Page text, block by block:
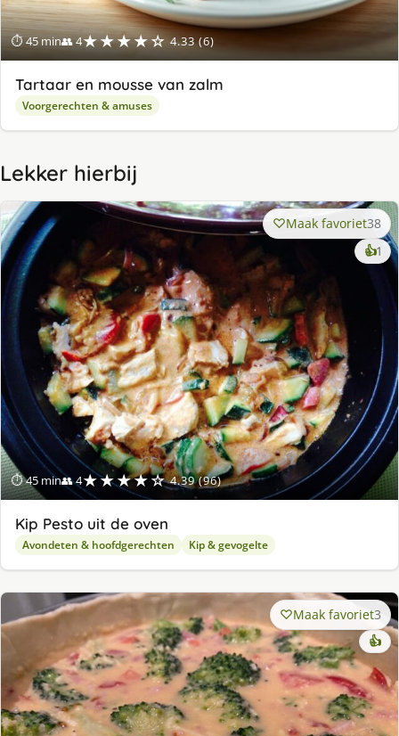
⏱ 45 min👥 4★★★★☆ 4.33 (6)
Tartaar en mousse van zalm
Voorgerechten & amuses
Lekker hierbij
⏱ 45 min👥 4★★★★☆ 4.39 (96)
Maak favoriet38
👍1
Kip Pesto uit de oven
Avondeten & hoofdgerechten Kip & gevogelte
Maak favoriet3
👍